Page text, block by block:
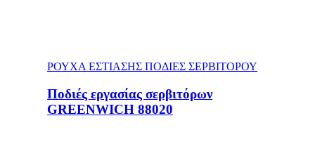
ΡΟΥΧΑ ΕΣΤΙΑΣΗΣ ΠΟΔΙΕΣ ΣΕΡΒΙΤΟΡΟΥ
Ποδιές εργασίας σερβιτόρων
GREENWICH 88020